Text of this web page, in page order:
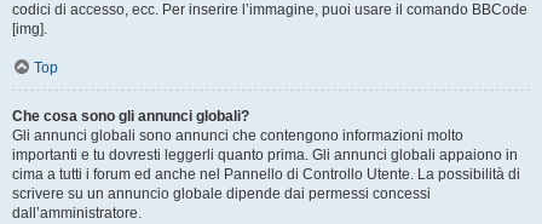
codici di accesso, ecc. Per inserire l’immagine, puoi usare il comando BBCode
[img].
Top
Che cosa sono gli annunci globali?
Gli annunci globali sono annunci che contengono informazioni molto
importanti e tu dovresti leggerli quanto prima. Gli annunci globali appaiono in
cima a tutti i forum ed anche nel Pannello di Controllo Utente. La possibilità di
scrivere su un annuncio globale dipende dai permessi concessi
dall’amministratore.